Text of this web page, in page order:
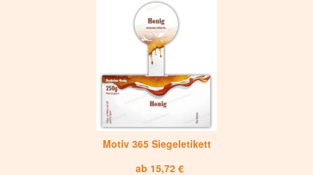
Motiv 365 Siegeletikett
ab 15,72 €